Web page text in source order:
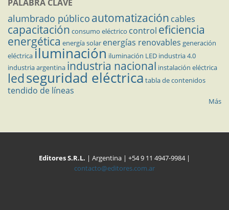
PALABRA CLAVE
alumbrado público automatización cables
capacitación consumo eléctrico control eficiencia
energética energía solar energías renovables generación
eléctricailuminación iluminación LED industria 4.0
industria argentina industria nacional instalación eléctrica
ledseguridad eléctrica tabla de contenidos
tendido de líneas
Más
Editores S.R.L. | Argentina | +54 9 11 4947-9984 |
contacto@editores.com.ar